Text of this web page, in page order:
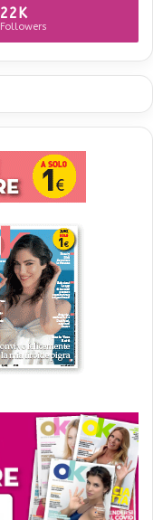
22K
Followers